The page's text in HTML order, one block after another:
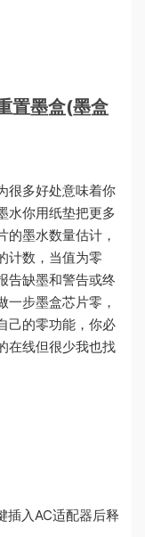
置墨盒(墨盒
很多好处意味着你
水你用纸垫把更多
的墨水数量估计，
计数，当值为零
告缺墨和警告或终
一步墨盒芯片零，
己的零功能，你必
在线但很少我也找
插入AC适配器后释